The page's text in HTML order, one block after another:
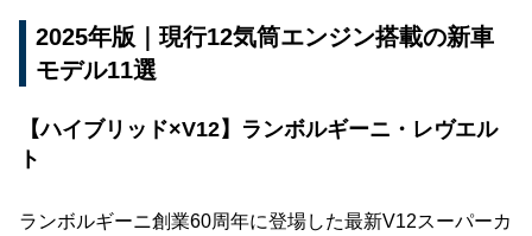
2025年版｜現行12気筒エンジン搭載の新車
モデル11選
【ハイブリッド×V12】ランボルギーニ・レヴエル
ト
ランボルギーニ創業60周年に登場した最新V12スーパーカ